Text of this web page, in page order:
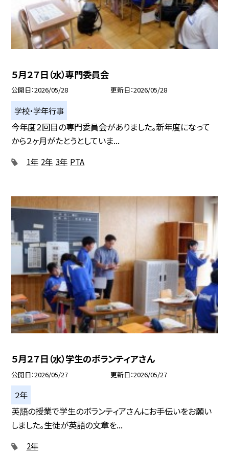
５月２７日（水）専門委員会
公開日 2026/05/28 更新日 2026/05/28
学校・学年行事
今年度２回目の専門委員会がありました。新年度になって
から２ヶ月がたとうとしていま...
1年 2年 3年 PTA
５月２７日（水）学生のボランティアさん
公開日 2026/05/27 更新日 2026/05/27
２年
英語の授業で学生のボランティアさんにお手伝いをお願い
しました。生徒が英語の文章を...
2年